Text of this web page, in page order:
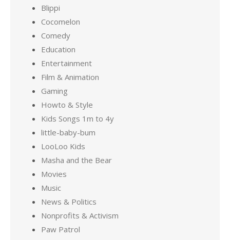
Blippi
Cocomelon
Comedy
Education
Entertainment
Film & Animation
Gaming
Howto & Style
Kids Songs 1m to 4y
little-baby-bum
LooLoo Kids
Masha and the Bear
Movies
Music
News & Politics
Nonprofits & Activism
Paw Patrol